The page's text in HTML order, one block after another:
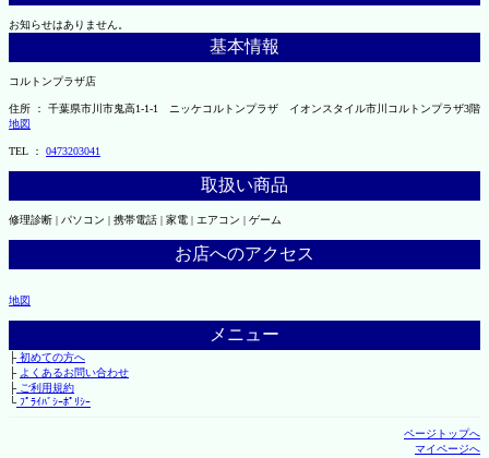
お知らせはありません。
基本情報
コルトンプラザ店
住所 ： 千葉県市川市鬼高1-1-1 ニッケコルトンプラザ イオンスタイル市川コルトンプラザ3階
地図
TEL ： 0473203041
取扱い商品
修理診断 | パソコン | 携帯電話 | 家電 | エアコン | ゲーム
お店へのアクセス
地図
メニュー
├初めての方へ
├ よくあるお問い合わせ
├ご利用規約
└ﾌﾟﾗｲﾊﾞｼｰﾎﾟﾘｼｰ
ページトップへ
マイページへ